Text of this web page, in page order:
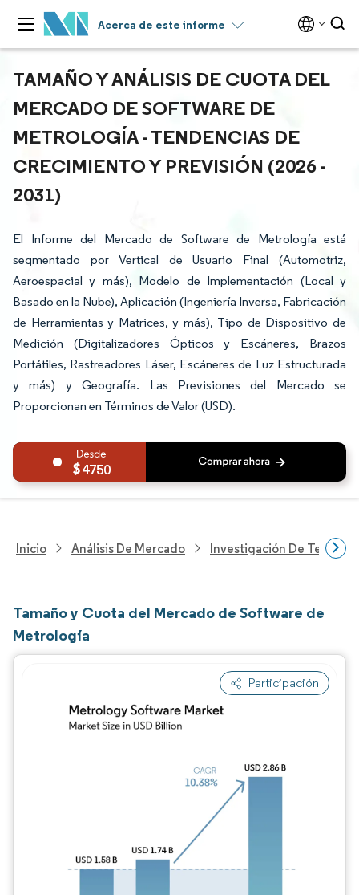
Acerca de este informe
TAMAÑO Y ANÁLISIS DE CUOTA DEL
MERCADO DE SOFTWARE DE
METROLOGÍA - TENDENCIAS DE
CRECIMIENTO Y PREVISIÓN (2026 -
2031)
El Informe del Mercado de Software de Metrología está
segmentado por Vertical de Usuario Final (Automotriz,
Aeroespacial y más), Modelo de Implementación (Local y
Basado en la Nube), Aplicación (Ingeniería Inversa, Fabricación
de Herramientas y Matrices, y más), Tipo de Dispositivo de
Medición (Digitalizadores Ópticos y Escáneres, Brazos
Portátiles, Rastreadores Láser, Escáneres de Luz Estructurada
y más) y Geografía. Las Previsiones del Mercado se
Proporcionan en Términos de Valor (USD).
4750
Inicio Análisis De Mercado Investigación De
Tamaño y Cuota del Mercado de Software de
Metrología
Participación